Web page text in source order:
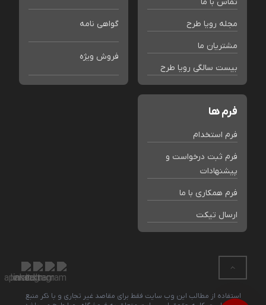
مجله رویا طرح
مشتریان ما
بیست سالگی رویا طرح
گواهی نامه
فروش ویژه
فرم ها
فرم استخدام
فرم ثبت درخواست و
پیشنهادات
فرم همکاری با ما
ارسال تیکت
استفاده از مطالب این وب سایت فقط برای مقاصد غیر تجاری و با ذکر منبع